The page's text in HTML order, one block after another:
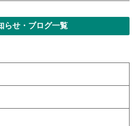
らせ・ブログ一覧